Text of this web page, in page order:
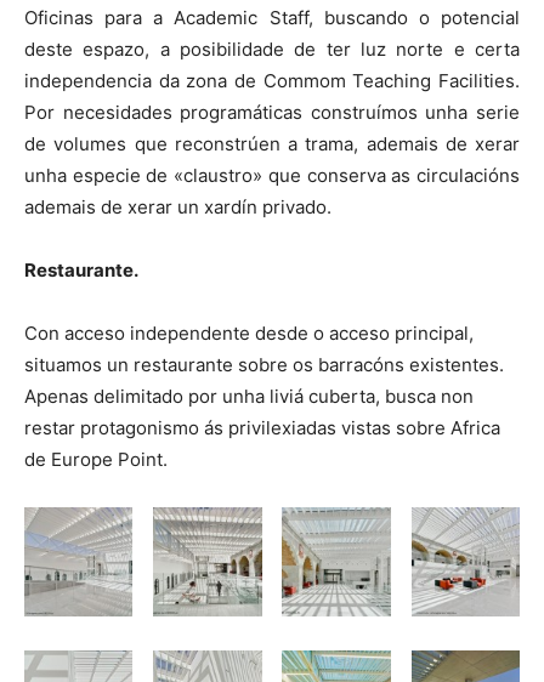
Oficinas para a Academic Staff, buscando o potencial
deste espazo, a posibilidade de ter luz norte e certa
independencia da zona de Commom Teaching Facilities.
Por necesidades programáticas construímos unha serie
de volumes que reconstrúen a trama, ademais de xerar
unha especie de «claustro» que conserva as circulacións
ademais de xerar un xardín privado.
Restaurante.
Con acceso independente desde o acceso principal,
situamos un restaurante sobre os barracóns existentes.
Apenas delimitado por unha liviá cuberta, busca non
restar protagonismo ás privilexiadas vistas sobre Africa
de Europe Point.